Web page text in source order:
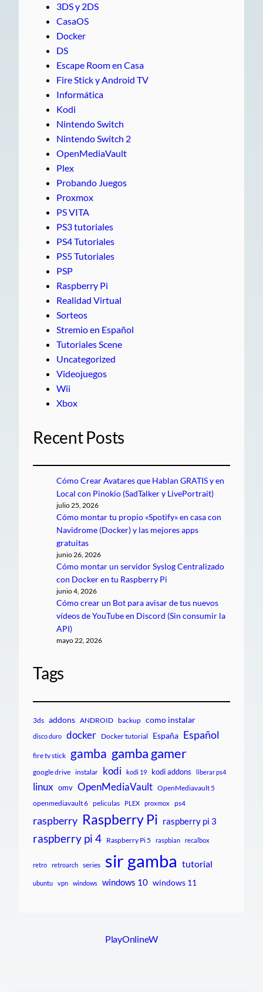
3DS y 2DS
CasaOS
Docker
DS
Escape Room en Casa
Fire Stick y Android TV
Informática
Kodi
Nintendo Switch
Nintendo Switch 2
OpenMediaVault
Plex
Probando Juegos
Proxmox
PS VITA
PS3 tutoriales
PS4 Tutoriales
PS5 Tutoriales
PSP
Raspberry Pi
Realidad Virtual
Sorteos
Stremio en Español
Tutoriales Scene
Uncategorized
Videojuegos
Wii
Xbox
Recent Posts
Cómo Crear Avatares que Hablan GRATIS y en
Local con Pinokio (SadTalker y LivePortrait)
julio 25, 2026
Cómo montar tu propio «Spotify» en casa con
Navidrome (Docker) y las mejores apps
gratuitas
junio 26, 2026
Cómo montar un servidor Syslog Centralizado
con Docker en tu Raspberry Pi
junio 4, 2026
Cómo crear un Bot para avisar de tus nuevos
vídeos de YouTube en Discord (Sin consumir la
API)
mayo 22, 2026
Tags
3ds addons ANDROID backup como instalar
disco duro docker Docker tutorial España Español
fire tv stick gamba gamba gamer
google drive instalar kodi kodi 19 kodi addons liberar ps4
linux omv OpenMediaVault OpenMediavault 5
openmediavault 6 peliculas PLEX proxmox ps4
raspberry Raspberry Pi raspberry pi 3
raspberry pi 4 Raspberry Pi 5 raspbian recalbox
retro retroarch series sir gamba tutorial
ubuntu vpn windows windows 10 windows 11
PlayOnlineW